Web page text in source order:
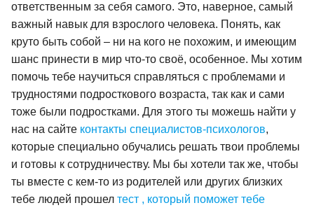
ответственным за себя самого. Это, наверное, самый
важный навык для взрослого человека. Понять, как
круто быть собой – ни на кого не похожим, и имеющим
шанс принести в мир что-то своё, особенное. Мы хотим
помочь тебе научиться справляться с проблемами и
трудностями подросткового возраста, так как и сами
тоже были подростками. Для этого ты можешь найти у
нас на сайте контакты специалистов-психологов,
которые специально обучались решать твои проблемы
и готовы к сотрудничеству. Мы бы хотели так же, чтобы
ты вместе с кем-то из родителей или других близких
тебе людей прошел тест , который поможет тебе